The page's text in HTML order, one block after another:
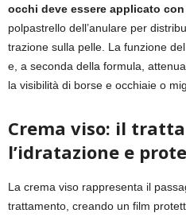
occhi deve essere applicato
polpastrello dell’anulare per
trazione sulla pelle. La funzione
e, a seconda della formula,
la visibilità di borse e occhiaie o
Crema viso: il
l’idratazione e
La crema viso rappresenta il
trattamento, creando un film